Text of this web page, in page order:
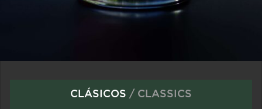
CLÁSICOS / CLASSICS